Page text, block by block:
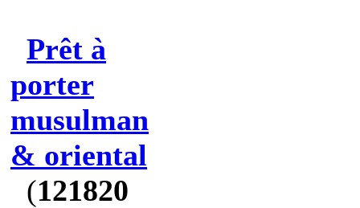
Prêt à
porter
musulman
& oriental
(121820